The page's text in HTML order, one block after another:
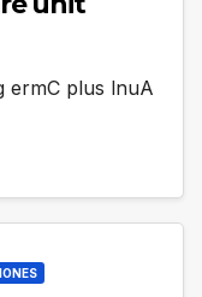
ermC plus lnuA